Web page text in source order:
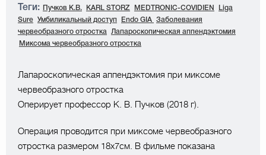
Теги: Пучков К.В. KARL STORZ MEDTRONIC-COVIDIEN
Liga
Sure
Умбиликальный доступ Endo GIA
Заболевания
червеобразного отростка
Лапароскопическая аппендэктомия
Миксомa червеобразного отростка
Лапароскопическая аппендэктомия при миксоме
червеобразного отростка
Оперирует профессор К. В. Пучков (2018 г).
Операция проводится при миксоме червеобразного
отростка размером 18х7см. В фильме показана